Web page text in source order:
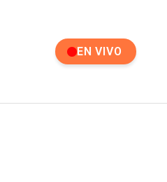
EN VIVO